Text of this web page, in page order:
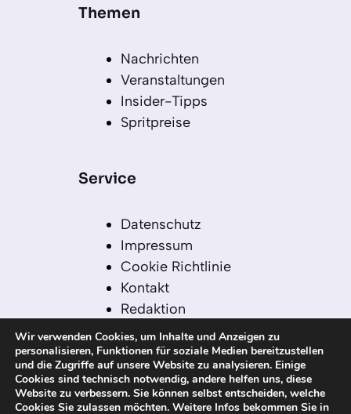
Themen
Nachrichten
Veranstaltungen
Insider-Tipps
Spritpreise
Service
Datenschutz
Impressum
Cookie Richtlinie
Kontakt
Redaktion
Redaktionelle Leitlinien
Sitemap
Einsatz von KI in der
Redaktion
Wir verwenden Cookies, um Inhalte und Anzeigen zu
personalisieren, Funktionen für soziale Medien bereitzustellen
und die Zugriffe auf unsere Website zu analysieren. Einige
Cookies sind technisch notwendig, andere helfen uns, diese
Website zu verbessern. Sie können selbst entscheiden, welche
Cookies Sie zulassen möchten. Weitere Infos bekommen Sie in